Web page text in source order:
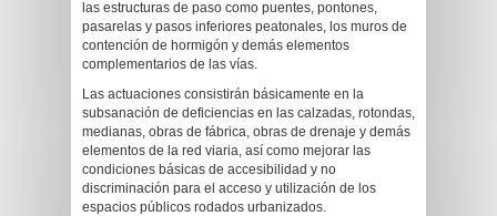
las estructuras de paso como puentes, pontones,
pasarelas y pasos inferiores peatonales, los muros de
contención de hormigón y demás elementos
complementarios de las vías.
Las actuaciones consistirán básicamente en la
subsanación de deficiencias en las calzadas, rotondas,
medianas, obras de fábrica, obras de drenaje y demás
elementos de la red viaria, así como mejorar las
condiciones básicas de accesibilidad y no
discriminación para el acceso y utilización de los
espacios públicos rodados urbanizados.